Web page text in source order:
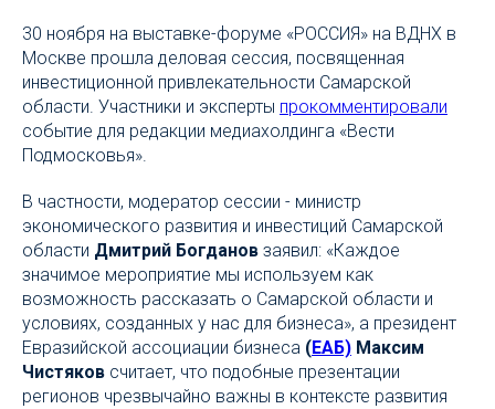
30 ноября на выставке-форуме «РОССИЯ» на ВДНХ в
Москве прошла деловая сессия, посвященная
инвестиционной привлекательности Самарской
области. Участники и эксперты прокомментировали
событие для редакции медиахолдинга «Вести
Подмосковья».
В частности, модератор сессии - министр
экономического развития и инвестиций Самарской
области Дмитрий Богданов заявил: «Каждое
значимое мероприятие мы используем как
возможность рассказать о Самарской области и
условиях, созданных у нас для бизнеса», а президент
Евразийской ассоциации бизнеса (ЕАБ) Максим
Чистяков считает, что подобные презентации
регионов чрезвычайно важны в контексте развития